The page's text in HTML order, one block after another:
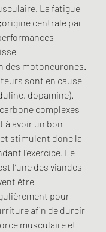
La fatigue
centrale par
des motoneurones.
sont en cause
dopamine).
complexes
à avoir un bon
et stimulent donc la
l’exercice. Le
l’une des viandes
être
pour
afin de durcir
musculaire et